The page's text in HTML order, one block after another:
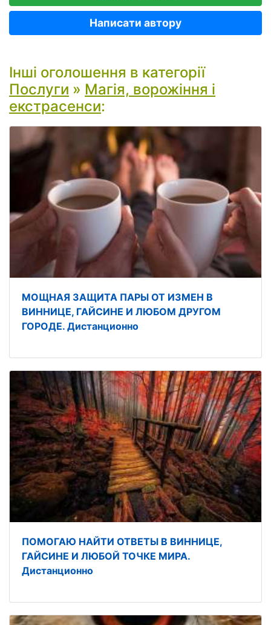
Написати автору
Інші оголошення в категорії
Послуги » Магія, ворожіння і
екстрасенси:
МОЩНАЯ ЗАЩИТА ПАРЫ ОТ ИЗМЕН В
ВИННИЦЕ, ГАЙСИНЕ И ЛЮБОМ ДРУГОМ
ГОРОДЕ. Дистанционно
ПОМОГАЮ НАЙТИ ОТВЕТЫ В ВИННИЦЕ,
ГАЙСИНЕ И ЛЮБОЙ ТОЧКЕ МИРА.
Дистанционно